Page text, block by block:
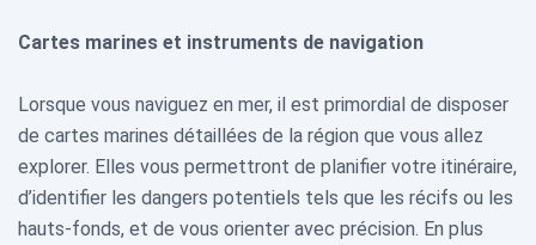
Cartes marines et instruments de navigation
Lorsque vous naviguez en mer, il est primordial de disposer
de cartes marines détaillées de la région que vous allez
explorer. Elles vous permettront de planifier votre itinéraire,
d’identifier les dangers potentiels tels que les récifs ou les
hauts-fonds, et de vous orienter avec précision. En plus